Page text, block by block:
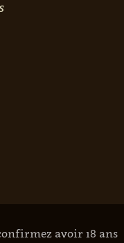
avoir 18 ans